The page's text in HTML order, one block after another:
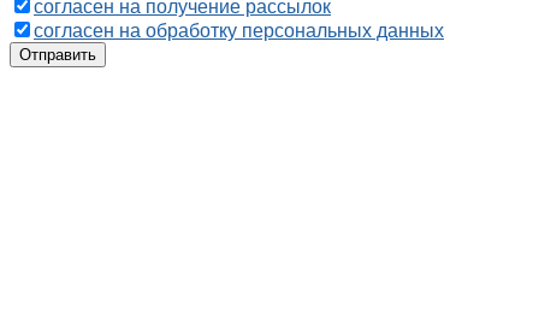
согласен на получение рассылок
согласен на обработку персональных данных
Отправить